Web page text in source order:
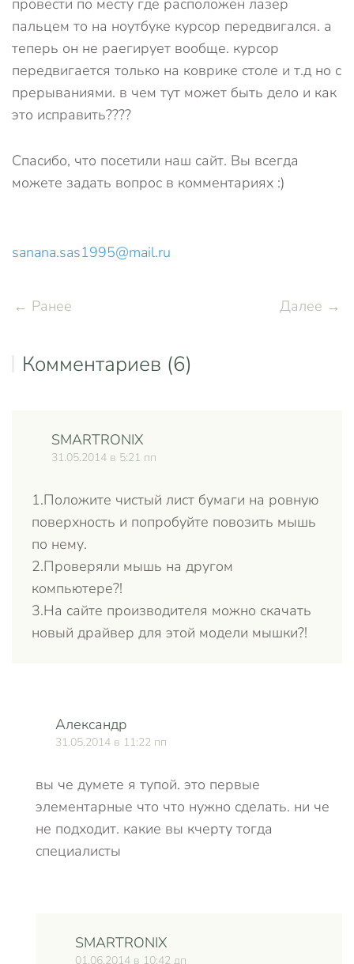
провести по месту где расположен лазер
пальцем то на ноутбуке курсор передвигался. а
теперь он не раегирует вообще. курсор
передвигается только на коврике столе и т.д но с
прерываниями. в чем тут может быть дело и как
это исправить????
Спасибо, что посетили наш сайт. Вы всегда
можете задать вопрос в комментариях :)
sanana.sas1995@mail.ru
← Ранее Далее →
Комментариев (6)
SMARTRONIX
31.05.2014 в 5:21 пп
1.Положите чистый лист бумаги на ровную
поверхность и попробуйте повозить мышь
по нему.
2.Проверяли мышь на другом
компьютере?!
3.На сайте производителя можно скачать
новый драйвер для этой модели мышки?!
Александр
31.05.2014 в 11:22 пп
вы че думете я тупой. это первые
элементарные что что нужно сделать. ни че
не подходит. какие вы кчерту тогда
специалисты
SMARTRONIX
01.06.2014 в 10:42 дп